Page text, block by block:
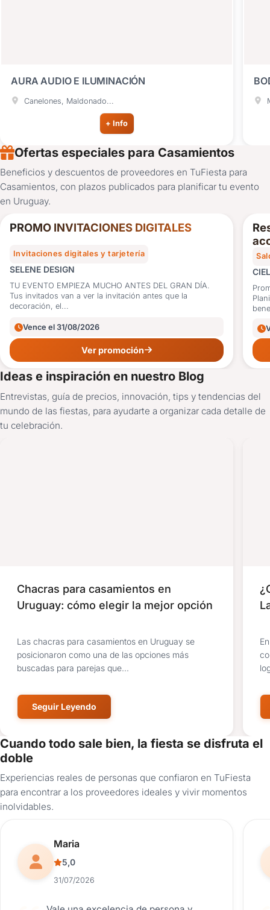
AURA AUDIO E ILUMINACIÓN
Canelones, Maldonado...
+ Info
Ofertas especiales para Casamientos
Beneficios y descuentos de proveedores en TuFiesta para
Casamientos, con plazos publicados para planificar tu evento
en Uruguay.
10%
OFF
PROMO INVITACIONES DIGITALES
Invitaciones digitales y tarjetería
SELENE DESIGN
TU EVENTO EMPIEZA MUCHO ANTES DEL GRAN DÍA.
Tus invitados van a ver la invitación antes que la
decoración, el...
Vence el 31/08/2026
Ver promoción
Ideas e inspiración en nuestro Blog
Entrevistas, guía de precios, innovación, tips y tendencias del
mundo de las fiestas, para ayudarte a organizar cada detalle de
tu celebración.
Chacras para casamientos en
Uruguay: cómo elegir la mejor opción
Las chacras para casamientos en Uruguay se
posicionaron como una de las opciones más
buscadas para parejas que...
Seguir Leyendo
Cuando todo sale bien, la fiesta se disfruta el
doble
Experiencias reales de personas que confiaron en TuFiesta
para encontrar a los proveedores ideales y vivir momentos
inolvidables.
Reseña de usuario.
Maria
5,0
31/07/2026